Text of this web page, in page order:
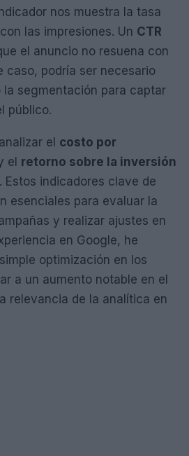
nos muestra la tasa
las impresiones. Un CTR
el anuncio no resuena con
caso, podría ser necesario
la segmentación para captar
público.
el costo por
el retorno sobre la inversión
. Estos indicadores clave de
esenciales para evaluar la
y realizar ajustes en
en Google, he
optimización en los
a un aumento notable en el
relevancia de la analítica en